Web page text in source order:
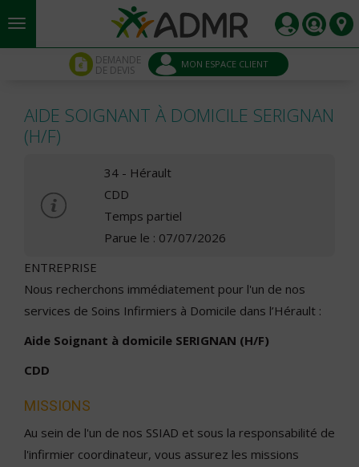
Aller au contenu principal
DEMANDE
DE DEVIS MON ESPACE CLIENT
AIDE SOIGNANT À DOMICILE SERIGNAN
(H/F)
34 - Hérault
CDD
Temps partiel
Parue le : 07/07/2026
ENTREPRISE
Nous recherchons immédiatement pour l'un de nos
services de Soins Infirmiers à Domicile dans l’Hérault :
Aide Soignant à domicile SERIGNAN (H/F)
CDD
MISSIONS
Au sein de l'un de nos SSIAD et sous la responsabilité de
l'infirmier coordinateur, vous assurez les missions
Panneau de gestion des cookies